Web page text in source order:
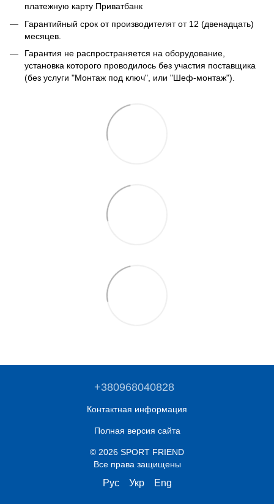
платежную карту Приватбанк
Гарантийный срок от производителят от 12 (двенадцать)
месяцев.
Гарантия не распространяется на оборудование,
установка которого проводилось без участия поставщика
(без услуги "Монтаж под ключ", или "Шеф-монтаж").
+380968040828
Контактная информация
Полная версия сайта
© 2026 SPORT FRIEND
Все права защищены
Рус Укр Eng